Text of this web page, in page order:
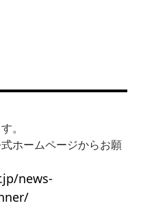
。
ホームページからお願
news-